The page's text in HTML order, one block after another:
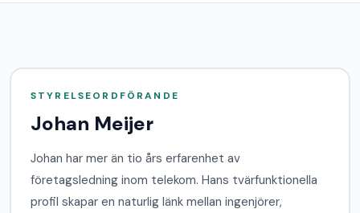
STYRELSEORDFÖRANDE
Johan Meijer
Johan har mer än tio års erfarenhet av
företagsledning inom telekom. Hans tvärfunktionella
profil skapar en naturlig länk mellan ingenjörer,